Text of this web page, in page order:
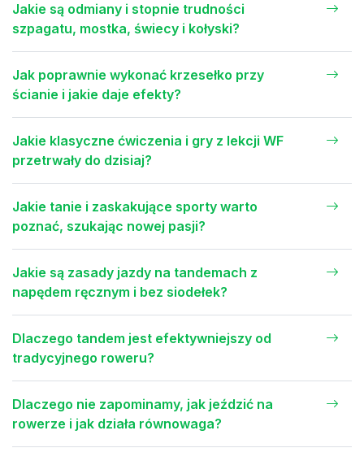
Jakie są odmiany i stopnie trudności
szpagatu, mostka, świecy i kołyski?
Jak poprawnie wykonać krzesełko przy
ścianie i jakie daje efekty?
Jakie klasyczne ćwiczenia i gry z lekcji WF
przetrwały do dzisiaj?
Jakie tanie i zaskakujące sporty warto
poznać, szukając nowej pasji?
Jakie są zasady jazdy na tandemach z
napędem ręcznym i bez siodełek?
Dlaczego tandem jest efektywniejszy od
tradycyjnego roweru?
Dlaczego nie zapominamy, jak jeździć na
rowerze i jak działa równowaga?